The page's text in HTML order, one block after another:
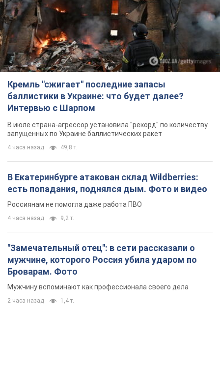
Кремль "сжигает" последние запасы
баллистики в Украине: что будет далее?
Интервью с Шарпом
В июле страна-агрессор установила "рекорд" по количеству
запущенных по Украине баллистических ракет
4 часа назад 49,8 т.
В Екатеринбурге атакован склад Wildberries:
есть попадания, поднялся дым. Фото и видео
Россиянам не помогла даже работа ПВО
4 часа назад 9,2 т.
"Замечательный отец": в сети рассказали о
мужчине, которого Россия убила ударом по
Броварам. Фото
Мужчину вспоминают как профессионала своего дела
2 часа назад 1,4 т.